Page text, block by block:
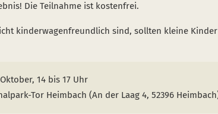
Die Teilnahme ist kostenfrei.
kinderwagenfreundlich sind, sollten kleine
14 bis 17 Uhr
Tor Heimbach (An der Laag 4, 52396